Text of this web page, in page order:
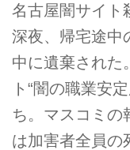
名古屋闇サイ
深夜、帰宅途中
中に遺棄された
ト“闇の職業安
ち。マスコミの
は加害者全員の